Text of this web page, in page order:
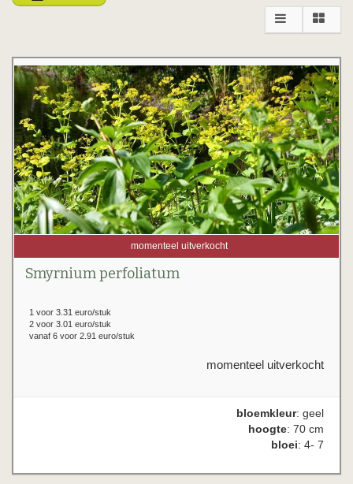
momenteel uitverkocht
Smyrnium perfoliatum
1 voor 3.31 euro/stuk
2 voor 3.01 euro/stuk
vanaf 6 voor 2.91 euro/stuk
momenteel uitverkocht
bloemkleur: geel
hoogte: 70 cm
bloei: 4- 7